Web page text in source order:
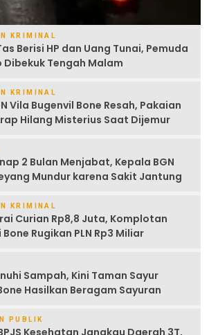
KRIMINAL
Berisi HP dan Uang Tunai, Pemuda
Dibekuk Tengah Malam
KRIMINAL
Vila Bugenvil Bone Resah, Pakaian
Hilang Misterius Saat Dijemur
2 Bulan Menjabat, Kepala BGN
Mundur karena Sakit Jantung
KRIMINAL
Curian Rp8,8 Juta, Komplotan
Rugikan PLN Rp3 Miliar
Sampah, Kini Taman Sayur
Hasilkan Beragam Sayuran
PUBLIK
Kesehatan Jangkau Daerah 3T,